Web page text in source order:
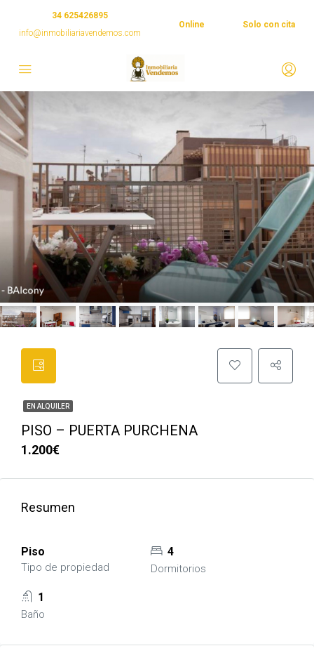
34 625426895
info@inmobiliariavendemos.com
Online Solo con cita
EN ALQUILER
PISO – PUERTA PURCHENA
1.200€
Resumen
Piso
Tipo de propiedad
4
Dormitorios
1
Baño